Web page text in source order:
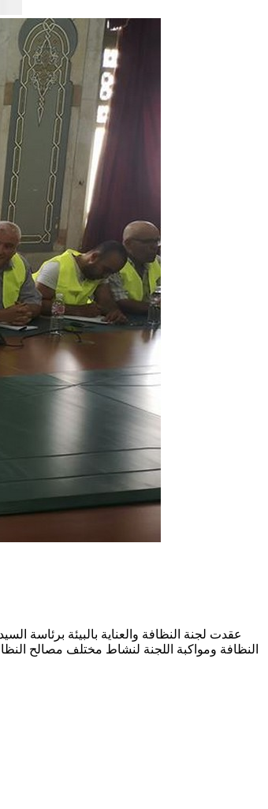
عقدت لجنة النظافة والعناية بالبيئة برئاسة
النظافة ومواكبة اللجنة لنشاط مختلف مصالح